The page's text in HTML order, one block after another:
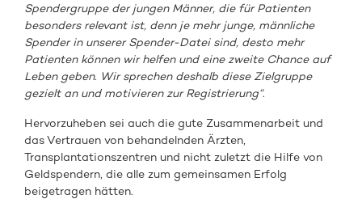
Spendergruppe der jungen Männer, die fürPatienten
besonders relevant ist, denn je mehr junge, männliche
Spender in unserer Spender-Datei sind, desto mehr
Patienten können wir helfen und eine zweite Chance auf
Leben geben. Wir sprechen deshalb diese Zielgruppe
gezielt an und motivieren zur Registrierung“.
Hervorzuheben sei auch die gute Zusammenarbeit und
das Vertrauen von behandelnden Ärzten,
Transplantationszentren und nicht zuletzt die Hilfe von
Geldspendern, die alle zum gemeinsamen Erfolg
beigetragen hätten.